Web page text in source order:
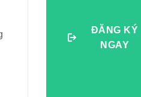
ĐĂNG KÝ
NGAY